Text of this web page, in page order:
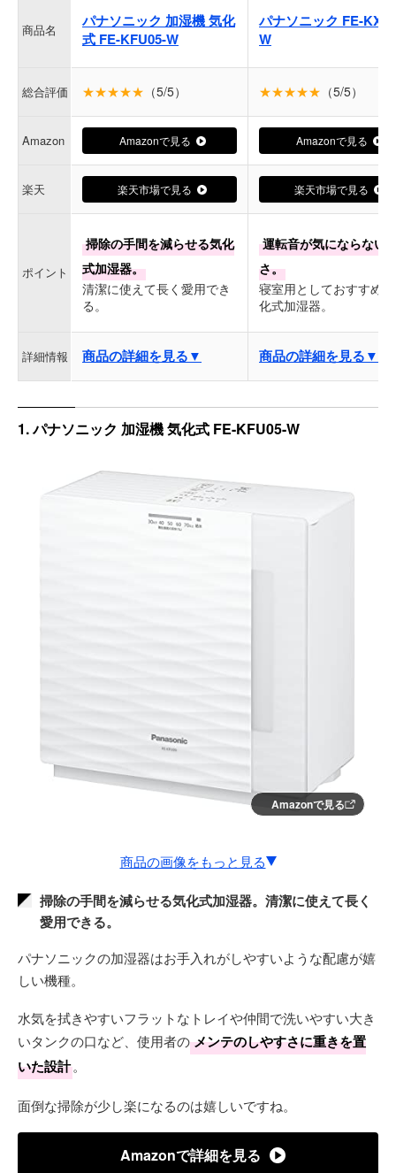
商品名
パナソニック 加湿機 気化
式 FE-KFU05-W
パナソニック FE-
W
総合評価 ★★★★★ （5/5） ★★★★★ （5/5）
Amazon Amazonで見る Amazonで見る
楽天 楽天市場で見る 楽天市場で見る
ポイント
掃除の手間を減らせる気化
式加湿器。
清潔に使えて長く愛用でき
る。
運転音が気にならない
さ。
寝室用としておすすめ
化式加湿器。
詳細情報 商品の詳細を見る▼ 商品の詳細を見る▼
1. パナソニック 加湿機 気化式 FE-KFU05-W
Amazonで見る
商品の画像をもっと見る
掃除の手間を減らせる気化式加湿器。清潔に使えて長く
愛用できる。
パナソニックの加湿器はお手入れがしやすいような配慮が嬉
しい機種。
水気を拭きやすいフラットなトレイや仲間で洗いやすい大き
いタンクの口など、使用者のメンテのしやすさに重きを置
いた設計。
面倒な掃除が少し楽になるのは嬉しいですね。
Amazonで詳細を見る